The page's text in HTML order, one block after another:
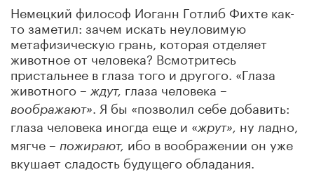
Немецкий философ Иоганн Готлиб Фихте как-
то заметил: зачем искать неуловимую
метафизическую грань, которая отделяет
животное от человека? Всмотритесь
пристальнее в глаза того и другого. «Глаза
животного – ждут, глаза человека –
воображают»
. Я бы «позволил себе добавить:
глаза человека иногда еще и «жрут», ну ладно,
мягче – пожирают, ибо в воображении он уже
вкушает сладость будущего обладания.